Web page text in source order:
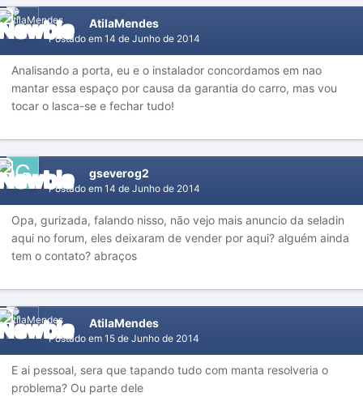
AtilaMendes
Postado em 14 de Junho de 2014
Analisando a porta, eu e o instalador concordamos em nao
mantar essa espaço por causa da garantia do carro, mas vou
tocar o lasca-se e fechar tudo!
gseverog2
Postado em 14 de Junho de 2014
Opa, gurizada, falando nisso, não vejo mais anuncio da seladin
aqui no forum, eles deixaram de vender por aqui? alguém ainda
tem o contato? abraços
AtilaMendes
Postado em 15 de Junho de 2014
E ai pessoal, sera que tapando tudo com manta resolveria o
problema? Ou parte dele